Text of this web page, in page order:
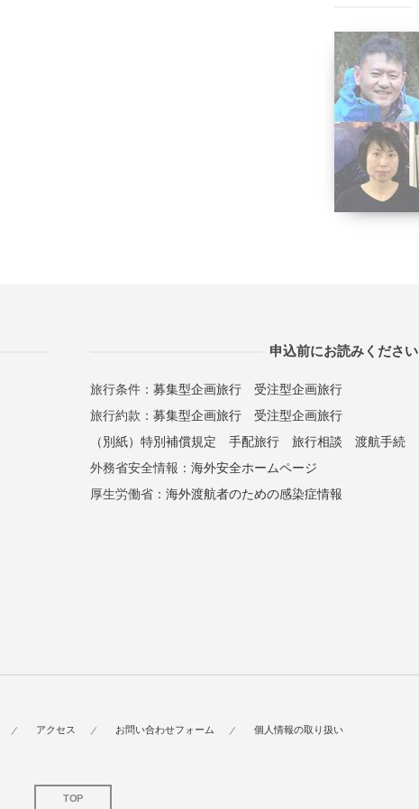
申込前にお読みください
旅行条件： 募集型企画旅行
受注型企画旅行
旅行約款： 募集型企画旅行
受注型企画旅行
（別紙）特別補償規定
手配旅行 旅行相談
渡航手続
外務省安全情報： 海外安全ホームページ
厚生労働省： 海外渡航者のための感染症情報
アクセス お問い合わせフォーム 個人情報の取り扱い
TOP